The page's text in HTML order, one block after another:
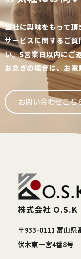
当社に興味をもって頂
サービスに関するご
い。5営業日以内にご
お急ぎの場合は、お
お問い合わせこ
株式会社 O.S.K
〒933-0111 富山県
伏木東一宮4番8号